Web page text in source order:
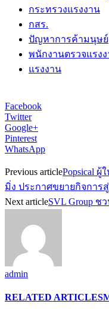
กระทรวงแรงงาน
กสร.
ปัญหาการค้ามนุษย์
พนักงานตรวจแรง
แรงงาน
Facebook
Twitter
Google+
Pinterest
WhatsApp
Previous articlePopsical
มิ่ง ประกาศขยายกิจการ
Next articleSVL Group
admin
RELATED ARTICLES